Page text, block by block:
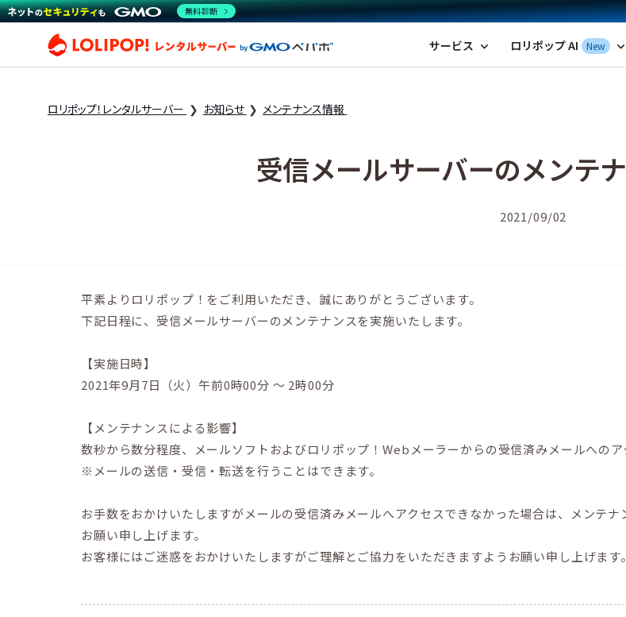
ロリポップ！レンタルサーバー by GMOペパボ
サービス expand_more ロリポップ AI New expand_more
ロリポップ！レンタルサーバー お知らせ メンテナンス情報
受信メールサーバーのメンテ
2021/09/02
平素よりロリポップ！をご利用いただき、誠にありがとうございます。
下記日程に、受信メールサーバーのメンテナンスを実施いたします。
【実施日時】
2021年9月7日（火）午前0時00分 〜 2時00分
【メンテナンスによる影響】
数秒から数分程度、メールソフトおよびロリポップ！Webメーラーからの受信済みメールへの
※メールの送信・受信・転送を行うことはできます。
お手数をおかけいたしますがメールの受信済みメールへアクセスできなかった場合は、メンテ
お願い申し上げます。
お客様にはご迷惑をおかけいたしますがご理解とご協力をいただきますようお願い申し上げます。
無料診断